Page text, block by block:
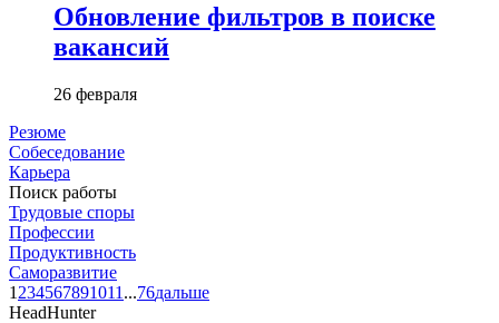
Обновление фильтров в поиске
вакансий
26 февраля
Резюме
Собеседование
Карьера
Поиск работы
Трудовые споры
Профессии
Продуктивность
Саморазвитие
1 234567891011 ...76дальше
HeadHunter